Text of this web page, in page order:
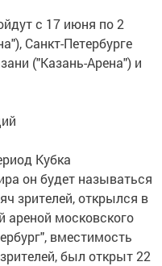
с 17 июня по 2
Санкт-Петербурге
("Казань-Арена") и
Кубка
он будет называться
зрителей, открылся в
ареной московского
вместимость
был открыт 22